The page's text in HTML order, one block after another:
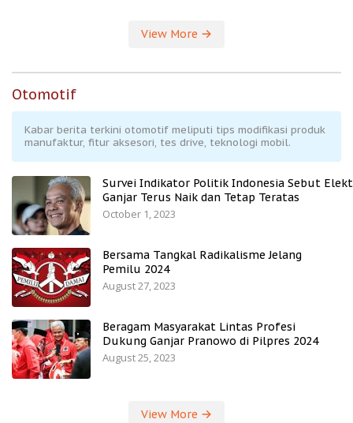
View More
Otomotif
Kabar berita terkini otomotif meliputi tips modifikasi produk
manufaktur, fitur aksesori, tes drive, teknologi mobil.
Survei Indikator Politik Indonesia Sebut
Ganjar Terus Naik dan Tetap Teratas
October 1, 2023
Bersama Tangkal Radikalisme Jelang
Pemilu 2024
August 27, 2023
Beragam Masyarakat Lintas Profesi
Dukung Ganjar Pranowo di Pilpres 2024
August 25, 2023
View More